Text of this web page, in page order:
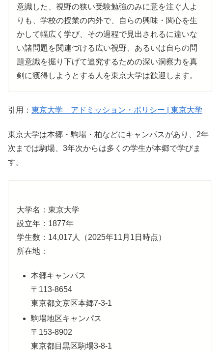
意識した、視野の狭い受験勉強のみに意を注ぐ人よ
りも、学校の授業の内外で、自らの興味・関心を生
かして幅広く学び、その過程で見出されるに違いな
い諸問題を関連づける広い視野、あるいは自らの問
題意識を掘り下げて追究するための深い洞察力を真
剣に獲得しようとする人を東京大学は歓迎します。
引用： 東京大学 アドミッション・ポリシー | 東京大学
東京大学は本郷・駒場・柏などにキャンパスがあり、2年
次までは駒場、3年次からは多くの学生が本郷で学びま
す。
大学名：東京大学
設立年：1877年
学生数：14,017人（2025年11月1日時点）
所在地：
本郷キャンパス
〒113-8654
東京都文京区本郷7-3-1
駒場地区キャンパス
〒153-8902
東京都目黒区駒場3-8-1